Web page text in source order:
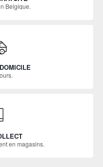
Belgique.
en magasins.